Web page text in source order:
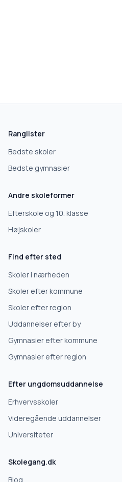
Hvad leder du efter?
Grundskole
10. klasse
Erhvervsuddannelse
Videregående uddannelse
Ranglister
Bedste skoler
Bedste gymnasier
Andre skoleformer
Efterskole og 10. klasse
Højskoler
Find efter sted
Skoler i nærheden
Skoler efter kommune
Skoler efter region
Uddannelser efter by
Gymnasier efter kommune
Gymnasier efter region
Efter ungdomsuddannelse
Erhvervsskoler
Videregående uddannelser
Universiteter
Skolegang.dk
Blog